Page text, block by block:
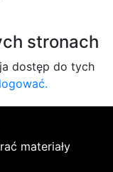
stronach
dostęp do tych
materiały